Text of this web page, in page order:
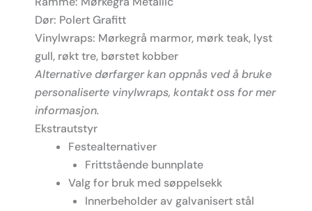
Dør: Polert Grafitt
Vinylwraps: Mørkegrå marmor, mørk teak, lyst
gull, røkt tre, børstet kobber
Alternative dørfarger kan oppnås ved å bruke
personaliserte vinylwraps, kontakt oss for mer
informasjon.
Ekstrautstyr
Festealternativer
Frittstående bunnplate
Valg for bruk med søppelsekk
Innerbeholder av galvanisert stål